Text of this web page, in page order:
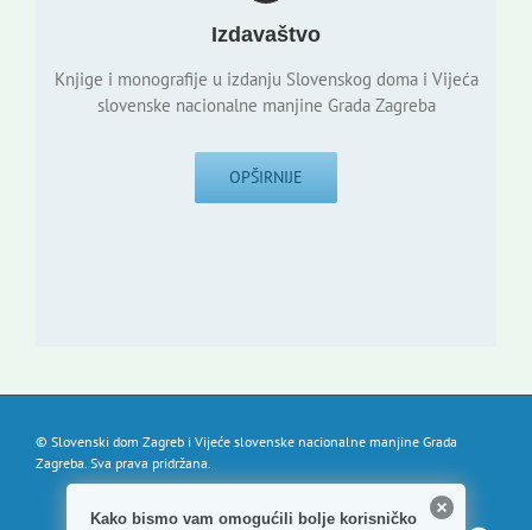
Izdavaštvo
Knjige i monografije u izdanju Slovenskog doma i Vijeća
slovenske nacionalne manjine Grada Zagreba
OPŠIRNIJE
© Slovenski dom Zagreb i Vijeće slovenske nacionalne manjine Grada
Zagreba. Sva prava pridržana.
Kako bismo vam omogućili bolje korisničko